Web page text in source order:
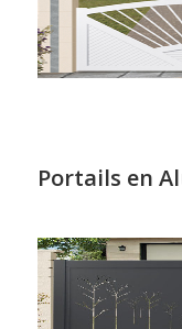
Portails en